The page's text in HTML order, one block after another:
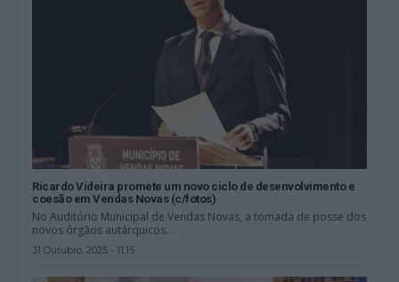
Ricardo Videira promete um novo ciclo de desenvolvimento e
coesão em Vendas Novas (c/fotos)
No Auditório Municipal de Vendas Novas, a tomada de posse dos
novos órgãos autárquicos...
31 Outubro, 2025 - 11:15